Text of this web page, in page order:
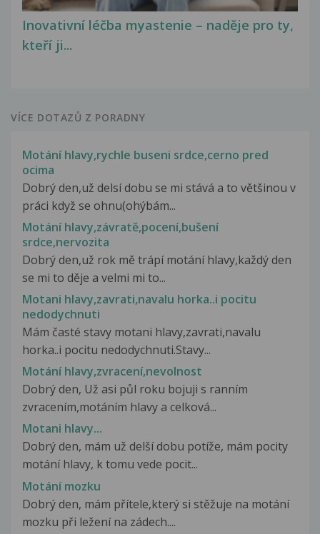
Inovativní léčba myastenie – naděje pro ty,
kteří ji...
VÍCE DOTAZŮ Z PORADNY
Motání hlavy,rychle buseni srdce,cerno pred
ocima
Dobrý den,už delsí dobu se mi stává a to většinou v
práci když se ohnu(ohýbám...
Motání hlavy,závratě,pocení,bušení
srdce,nervozita
Dobrý den,už rok mě trápí motání hlavy,každý den
se mi to děje a velmi mi to...
Motani hlavy,zavrati,navalu horka..i pocitu
nedodychnuti
Mám časté stavy motani hlavy,zavrati,navalu
horka..i pocitu nedodychnuti.Stavy...
Motání hlavy,zvracení,nevolnost
Dobrý den, Už asi půl roku bojuji s ranním
zvracením,motáním hlavy a celková...
Motani hlavy...
Dobrý den, mám už delší dobu potíže, mám pocity
motání hlavy, k tomu vede pocit...
Motání mozku
Dobrý den, mám přítele,který si stěžuje na motání
mozku při ležení na zádech....